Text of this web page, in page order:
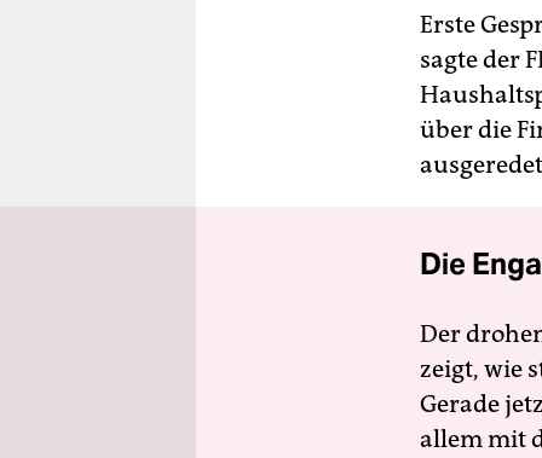
Erste
sagte der
über die
Die
Der
zeigt, wie
Gerade
allem mit